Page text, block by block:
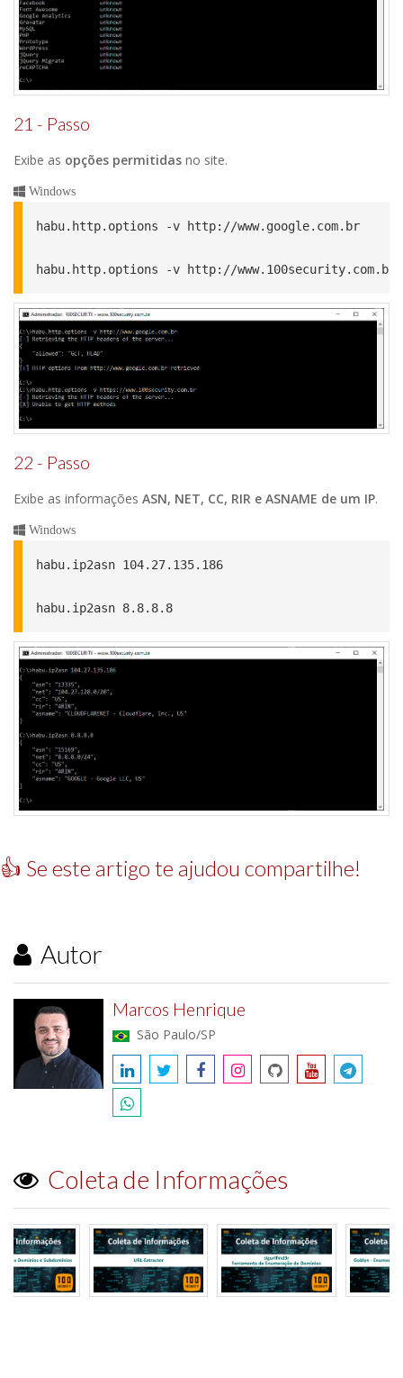
21 - Passo
Exibe as opções permitidas no site.
Windows
habu.http.options -v http://www.google.com.br
habu.http.options -v http://www.100security.com.br
22 - Passo
Exibe as informações ASN, NET, CC, RIR e ASNAME de um IP.
Windows
habu.ip2asn 104.27.135.186
habu.ip2asn 8.8.8.8
👍 Se este artigo te ajudou compartilhe!
Autor
Marcos Henrique
São Paulo/SP
Coleta de Informações